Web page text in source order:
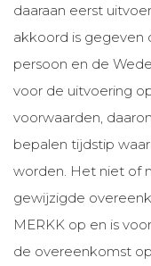
daaraan eerst
akkoord is gegeven
persoon en de
voor de uitvoering
voorwaarden,
bepalen tijdstip
worden. Het niet of
gewijzigde
MERKK op en is
de overeenkomst